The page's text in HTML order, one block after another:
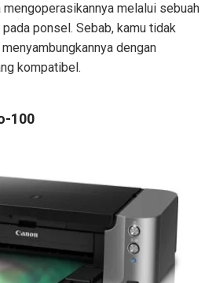
mengoperasikannya melalui sebuah
ponsel. Sebab, kamu tidak
dengan
kompatibel.
100